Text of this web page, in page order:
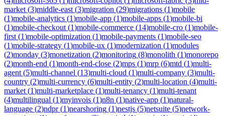
market (3)middle-east (3)migration (29)migrations (1)mobile
(1)mobile-analytics (1)mobile-app (1)mobile-apps (1)mobile-bi
(1)mobile-checkout (1)mobile-commerce (14)mobile-cro (1)mobile-
first (1)mobile-optimization (1)mobile-payments (1)mobile-seo
(1)mobile-strategy (1)mobile-ux (1)modernization (1)modules
(2)monday (3)monetization (2)monitoring (8)monolith (1)monorepo
(2)month-end (1)month-end-close (2)mps (1)mrp (6)mtd (1)multi-
agent (5)multi-channel (13)multi-cloud (1)multi-company (3)multi-
country (2)multi-currency (6)multi-entity (2)multi-location (4)multi-
market (1)multi-marketplace (1)multi-tenancy (1)multi-tenant
(4)multilingual (1)myinvois (1)n8n (1)native-app (1)natural-
language (2)ndpr(1)nearshoring (1)nestjs (5)netsuite (5)network-